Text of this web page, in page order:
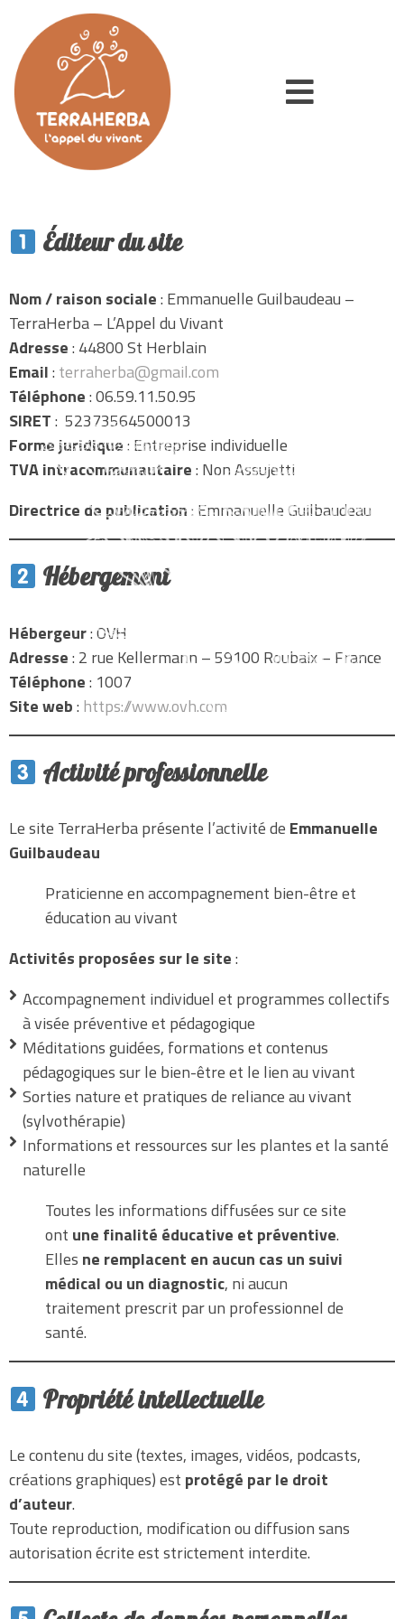
Mentions légales
Éditeur du site
Nom / raison sociale: Emmanuelle Guilbaudeau –
TerraHerba – L’Appel du Vivant
Adresse: 44800 St Herblain
Email: terraherba@gmail.com
Téléphone: 06.59.11.50.95
SIRET: 52373564500013
Forme juridique: Entreprise individuelle
TVA intracommunautaire: Non Assujetti
Directrice de publication: Emmanuelle Guilbaudeau
Hébergement
Hébergeur: OVH
Adresse: 2 rue Kellermann – 59100 Roubaix – France
Téléphone: 1007
Site web: https://www.ovh.com
Activité professionnelle
Le site TerraHerba présente l’activité de Emmanuelle
Guilbaudeau
Praticienne en accompagnement bien-être et
éducation au vivant
Activités proposées sur le site:
Accompagnement individuel et programmes collectifs
à visée préventive et pédagogique
Méditations guidées, formations et contenus
pédagogiques sur le bien-être et le lien au vivant
Sorties nature et pratiques de reliance au vivant
(sylvothérapie)
Informations et ressources sur les plantes et la santé
naturelle
Toutes les informations diffusées sur ce site
ont une finalité éducative et préventive.
Elles ne remplacent en aucun cas un suivi
médical ou un diagnostic, ni aucun
traitement prescrit par un professionnel de
santé.
Propriété intellectuelle
Le contenu du site (textes, images, vidéos, podcasts,
créations graphiques) est protégé par le droit
d’auteur.
Toute reproduction, modification ou diffusion sans
autorisation écrite est strictement interdite.